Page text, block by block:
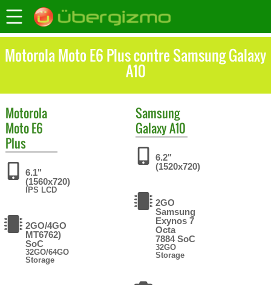
Motorola Moto E6 Plus contre Samsung Galaxy
A10
Motorola
Moto E6
Plus
6.1"
(1560x720)
IPS LCD
2GO/4GO
MT6762)
SoC
32GO/64GO
Storage
Samsung
Galaxy A10
6.2"
(1520x720)
2GO
Samsung
Exynos 7
Octa
7884 SoC
32GO
Storage